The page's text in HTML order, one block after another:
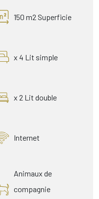
150 m2 Superficie
x 4 Lit simple
x 2 Lit double
Internet
Animaux de
compagnie